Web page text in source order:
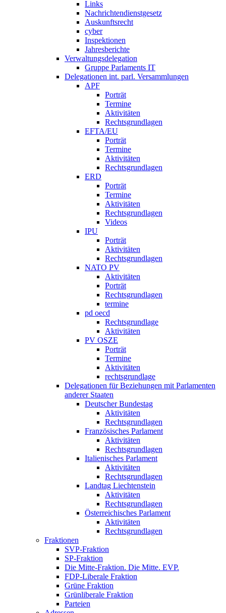
Links
Nachrichtendienstgesetz
Auskunftsrecht
cyber
Inspektionen
Jahresberichte
Verwaltungsdelegation
Gruppe Parlaments IT
Delegationen int. parl. Versammlungen
APF
Porträt
Termine
Aktivitäten
Rechtsgrundlagen
EFTA/EU
Porträt
Termine
Aktivitäten
Rechtsgrundlagen
ERD
Porträt
Termine
Aktivitäten
Rechtsgrundlagen
Videos
IPU
Porträt
Aktivitäten
Rechtsgrundlagen
NATO PV
Aktivitäten
Porträt
Rechtsgrundlagen
termine
pd oecd
Rechtsgrundlage
Aktivitäten
PV OSZE
Porträt
Termine
Aktivitäten
rechtsgrundlage
Delegationen für Beziehungen mit Parlamenten
anderer Staaten
Deutscher Bundestag
Aktivitäten
Rechtsgrundlagen
Französisches Parlament
Aktivitäten
Rechtsgrundlagen
Italienisches Parlament
Aktivitäten
Rechtsgrundlagen
Landtag Liechtenstein
Aktivitäten
Rechtsgrundlagen
Österreichisches Parlament
Aktivitäten
Rechtsgrundlagen
Fraktionen
SVP-Fraktion
SP-Fraktion
Die Mitte-Fraktion. Die Mitte. EVP.
FDP-Liberale Fraktion
Grüne Fraktion
Grünliberale Fraktion
Parteien